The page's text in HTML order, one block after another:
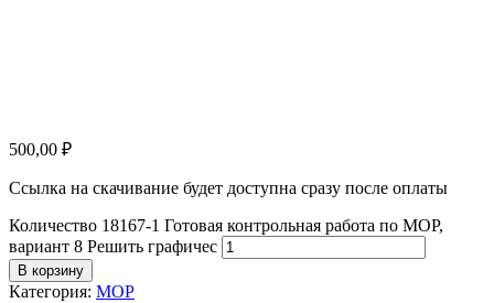
500,00 ₽
Ссылка на скачивание будет доступна сразу после оплаты
Количество 18167-1 Готовая контрольная работа по МОР,
вариант 8 Решить графичес
В корзину
Категория: МОР